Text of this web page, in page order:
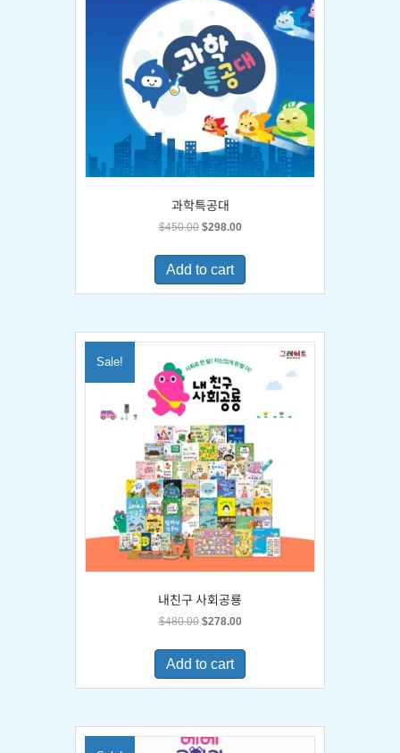
과학특공대
$450.00 Original
was:
$450.00.
$298.00Current
is:
Add to cart
Sale!
내친구 사회공룡
$480.00 Original
was:
$480.00.
$278.00Current
is:
Add to cart